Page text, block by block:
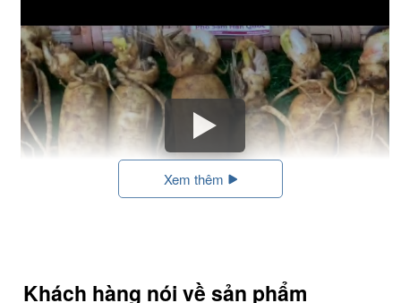
Xem thêm
Khách hàng nói về sản phẩm